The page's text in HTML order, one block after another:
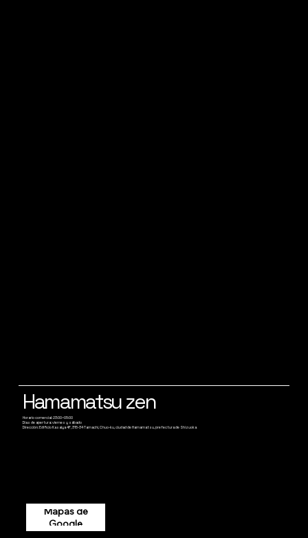
Mapas de
Google
Hamamatsu zen
Horario comercial: 23:00~05:00
Días de apertura: viernes y sábado
Dirección: Edificio Kasaiya 4F, 315-34 Tamachi, Chuo-ku, ciudad de Hamamatsu, prefectura de Shizuoka